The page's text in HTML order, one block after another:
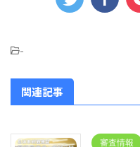
-
関連記事
審査情報